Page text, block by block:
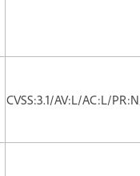
CVSS:3.1/AV:L/AC:L/